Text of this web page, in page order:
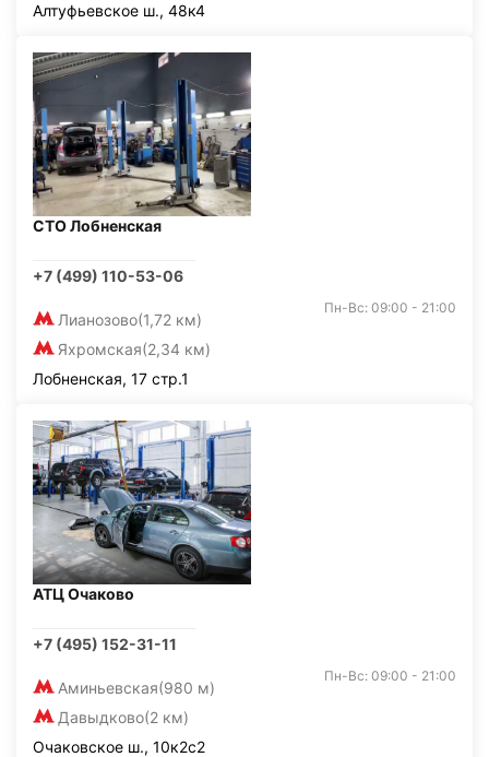
Алтуфьевское ш., 48к4
СТО Лобненская
+7 (499) 110-53-06
Лианозово(1,72 км)
Яхромская(2,34 км)
Пн-Вс: 09:00 - 21:00
Лобненская, 17 стр.1
АТЦ Очаково
+7 (495) 152-31-11
Аминьевская(980 м)
Давыдково(2 км)
Пн-Вс: 09:00 - 21:00
Очаковское ш., 10к2с2